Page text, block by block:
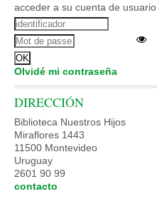
acceder a su cuenta de usuario
Olvidé mi contraseña
DIRECCIÓN
Biblioteca Nuestros Hijos
Miraflores 1443
11500 Montevideo
Uruguay
2601 90 99
contacto